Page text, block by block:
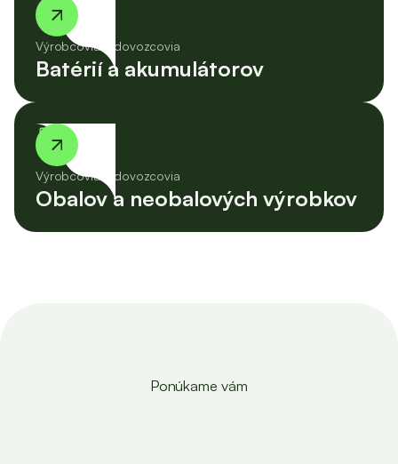
battery_2_bar
Výrobcovia a dovozcovia
Batérií a akumulátorov
inbox
Výrobcovia a dovozcovia
Obalov a neobalových výrobkov
Ponúkame vám